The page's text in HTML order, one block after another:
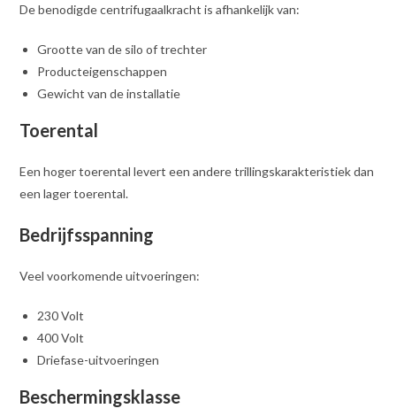
De benodigde centrifugaalkracht is afhankelijk van:
Grootte van de silo of trechter
Producteigenschappen
Gewicht van de installatie
Toerental
Een hoger toerental levert een andere trillingskarakteristiek dan
een lager toerental.
Bedrijfsspanning
Veel voorkomende uitvoeringen:
230 Volt
400 Volt
Driefase-uitvoeringen
Beschermingsklasse